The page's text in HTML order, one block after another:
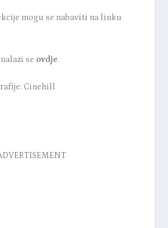
mogu se nabaviti na linku
se ovdje.
Cinehill